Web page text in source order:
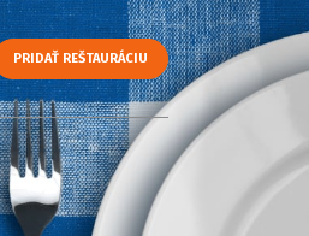
PRIDAŤ REŠTAURÁCIU